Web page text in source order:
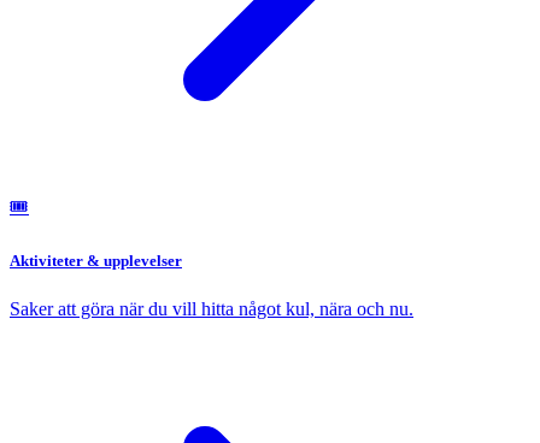
🎟️
Aktiviteter & upplevelser
Saker att göra när du vill hitta något kul, nära och nu.